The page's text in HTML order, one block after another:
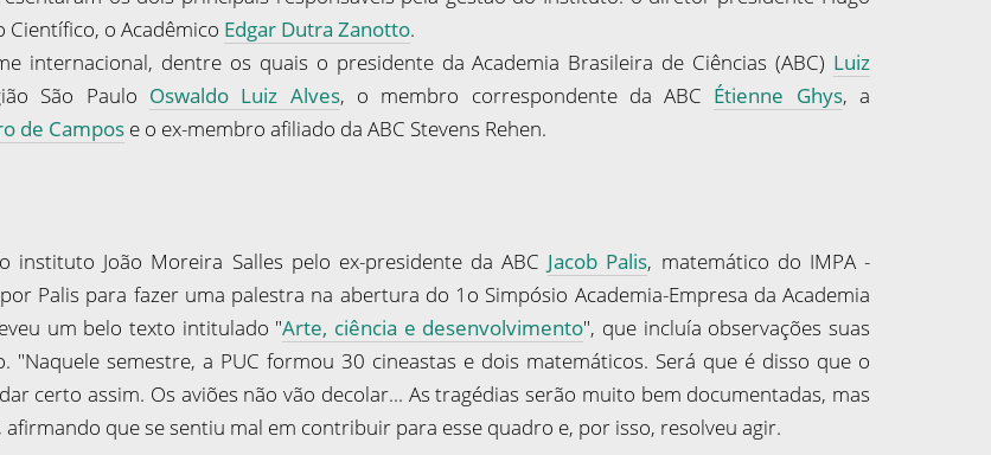
o Acadêmico Edgar Dutra Zanotto.
internacional, dentre os quais o presidente da Academia Brasileira de Ciências (ABC) Luiz
São Paulo Oswaldo Luiz Alves, o membro correspondente da ABC Étienne Ghys, a
de Campos e o ex-membro afiliado da ABC Stevens Rehen.
João Moreira Salles pelo ex-presidente da ABC Jacob Palis, matemático do IMPA -
Palis para fazer uma palestra na abertura do 1 o Simpósio Academia-Empresa da Academia
um belo texto intitulado "Arte, ciência e desenvolvimento", que incluía observações suas
"Naquele semestre, a PUC formou 30 cineastas e dois matemáticos. Será que é disso que o
certo assim. Os aviões não vão decolar... As tragédias serão muito bem documentadas, mas
que se sentiu mal em contribuir para esse quadro e, por isso, resolveu agir.